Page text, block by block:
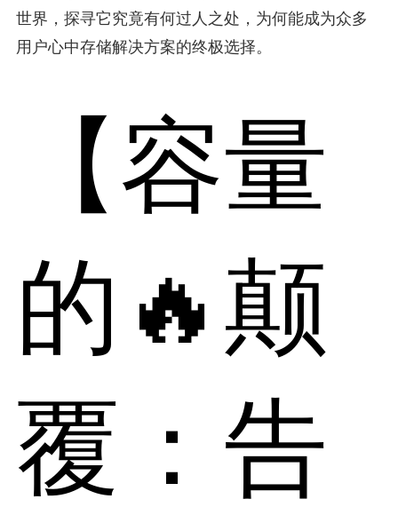
世界，探寻它究竟有何过人之处，为何能成为众多
用户心中存储解决方案的终极选择。
【容量
的🔥颠
覆：告